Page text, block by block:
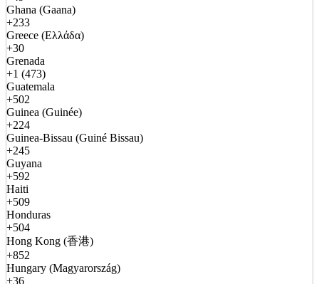
Ghana (Gaana)
+233
Greece (Ελλάδα)
+30
Grenada
+1 (473)
Guatemala
+502
Guinea (Guinée)
+224
Guinea-Bissau (Guiné Bissau)
+245
Guyana
+592
Haiti
+509
Honduras
+504
Hong Kong (香港)
+852
Hungary (Magyarország)
+36